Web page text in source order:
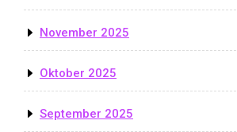
November 2025
Oktober 2025
September 2025